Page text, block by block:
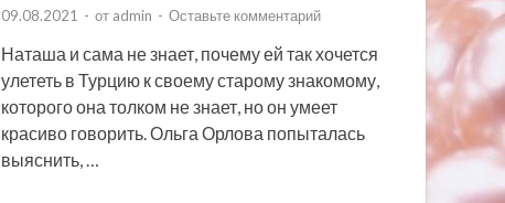
09.08.2021 - от admin - Оставьте комментарий
Наташа и сама не знает, почему ей так хочется
улететь в Турцию к своему старому знакомому,
которого она толком не знает, но он умеет
красиво говорить. Ольга Орлова попыталась
выяснить, …